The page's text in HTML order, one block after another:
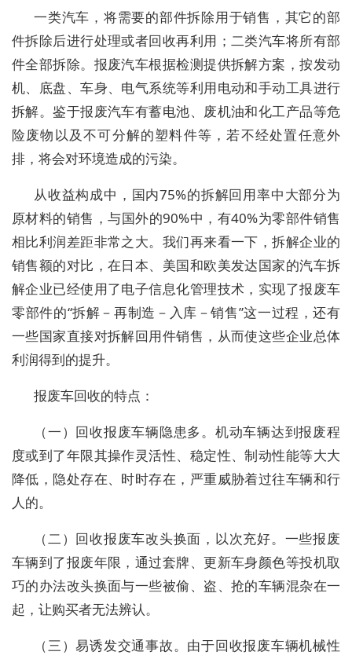
一类汽车，将需要的部件拆除用于销售，其它的部
件拆除后进行处理或者回收再利用；二类汽车将所有部
件全部拆除。报废汽车根据检测提供拆解方案，按发动
机、底盘、车身、电气系统等利用电动和手动工具进行
拆解。鉴于报废汽车有蓄电池、废机油和化工产品等危
险废物以及不可分解的塑料件等，若不经处置任意外
排，将会对环境造成的污染。
从收益构成中，国内75%的拆解回用率中大部分为
原材料的销售，与国外的90%中，有40%为零部件销售
相比利润差距非常之大。我们再来看一下，拆解企业的
销售额的对比，在日本、美国和欧美发达国家的汽车拆
解企业已经使用了电子信息化管理技术，实现了报废车
零部件的“拆解－再制造－入库－销售”这一过程，还有
一些国家直接对拆解回用件销售，从而使这些企业总体
利润得到的提升。
报废车回收的特点：
（一）回收报废车辆隐患多。机动车辆达到报废程
度或到了年限其操作灵活性、稳定性、制动性能等大大
降低，隐处存在、时时存在，严重威胁着过往车辆和行
人的。
（二）回收报废车改头换面，以次充好。一些报废
车辆到了报废年限，通过套牌、更新车身颜色等投机取
巧的办法改头换面与一些被偷、盗、抢的车辆混杂在一
起，让购买者无法辨认。
（三）易诱发交通事故。由于回收报废车辆机械性